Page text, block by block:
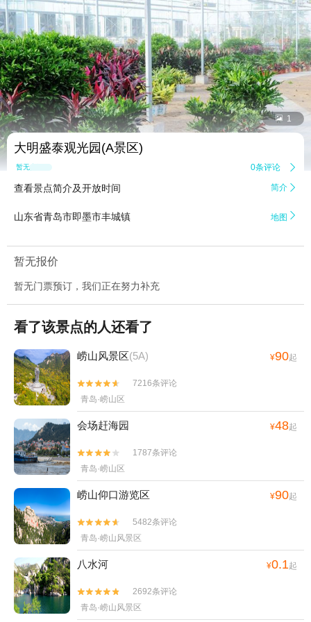
 1
大明盛泰观光园(A景区)
暂无点评 0条评论 
查看景点简介及开放时间 简介 
山东省青岛市即墨市丰城镇 地图 
暂无报价
暂无门票预订，我们正在努力补充
看了该景点的人还看了
崂山风景区(5A) ¥90起


7216条评论
青岛·崂山区
会场赶海园 ¥48起


1787条评论
青岛·崂山区
崂山仰口游览区 ¥90起


5482条评论
青岛·崂山风景区
八水河 ¥0.1起


2692条评论
青岛·崂山风景区
